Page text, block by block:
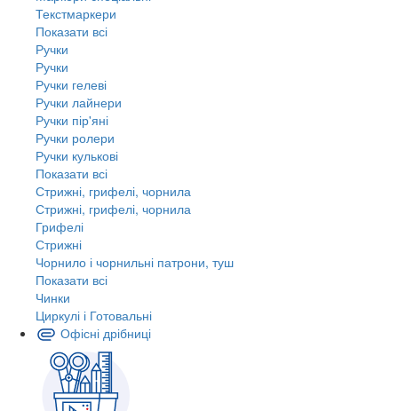
Текстмаркери
Показати всі
Ручки
Ручки
Ручки гелеві
Ручки лайнери
Ручки пір'яні
Ручки ролери
Ручки кулькові
Показати всі
Стрижні, грифелі, чорнила
Стрижні, грифелі, чорнила
Грифелі
Стрижні
Чорнило і чорнильні патрони, туш
Показати всі
Чинки
Циркулі і Готовальні
Офісні дрібниці